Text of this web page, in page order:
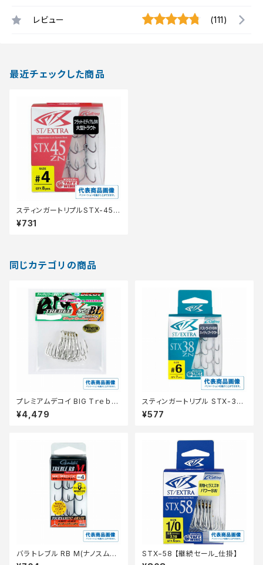
レビュー (111)
最近チェックした商品
スティンガートリプルSTX-45Z
N No10 【継続セール_仕掛】
¥731
同じカテゴリの商品
プレミアムデコイ BIG TｒｅｂL
ｅ Y−S23BL No8/0
¥4,479
スティンガートリプル STX-38
ZN 14 【継続セール_仕掛】
¥577
バラ トレブル RB M(ナノスムー
スコート)
STX−58 【継続セール_仕掛】